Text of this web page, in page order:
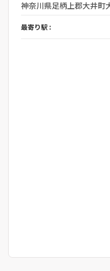
神奈川県足柄上郡大井町
最寄り駅 :